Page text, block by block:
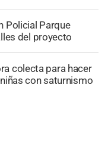
Policial Parque
del proyecto
colecta para hacer
con saturnismo